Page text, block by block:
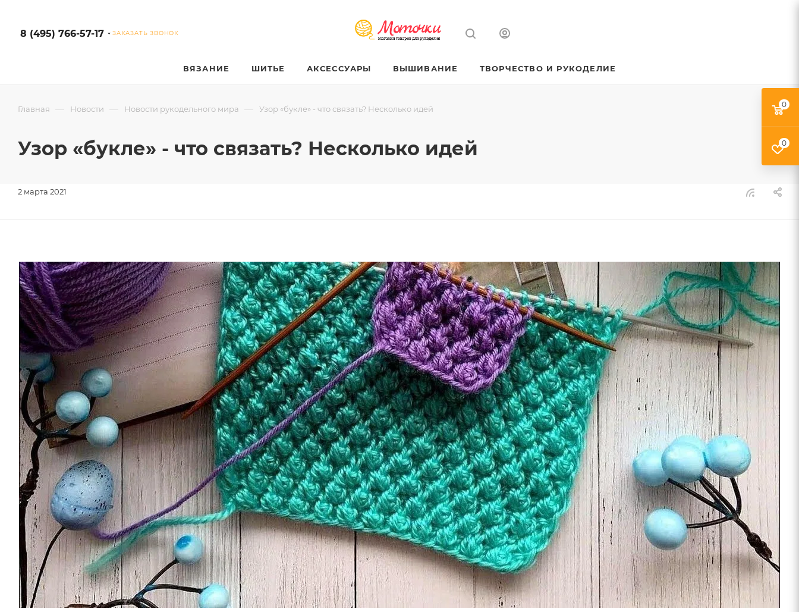
8 (495) 766-57-17 ЗАКАЗАТЬ ЗВОНОК
ВЯЗАНИЕ ШИТЬЕ АКСЕССУАРЫ ВЫШИВАНИЕ ТВОРЧЕСТВО И РУКОДЕЛИЕ
Главная — Новости — Новости рукодельного мира — Узор «букле» - что связать? Несколько идей
Узор «букле» - что связать? Несколько идей
2 марта 2021
0
0